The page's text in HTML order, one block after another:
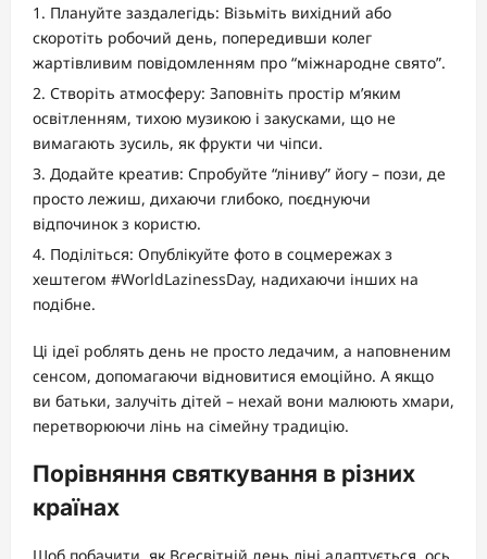
Плануйте заздалегідь: Візьміть вихідний або
скоротіть робочий день, попередивши колег
жартівливим повідомленням про “міжнародне свято”.
Створіть атмосферу: Заповніть простір м’яким
освітленням, тихою музикою і закусками, що не
вимагають зусиль, як фрукти чи чіпси.
Додайте креатив: Спробуйте “ліниву” йогу – пози, де
просто лежиш, дихаючи глибоко, поєднуючи
відпочинок з користю.
Поділіться: Опублікуйте фото в соцмережах з
хештегом #WorldLazinessDay, надихаючи інших на
подібне.
Ці ідеї роблять день не просто ледачим, а наповненим
сенсом, допомагаючи відновитися емоційно. А якщо
ви батьки, залучіть дітей – нехай вони малюють хмари,
перетворюючи лінь на сімейну традицію.
Порівняння святкування в різних
країнах